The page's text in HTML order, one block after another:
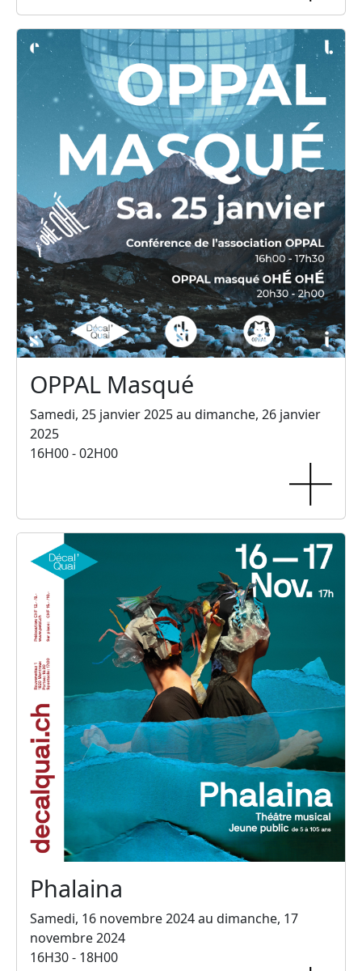
OPPAL Masqué
Samedi, 25 janvier 2025 au dimanche, 26 janvier
2025
16H00 - 02H00
Phalaina
Samedi, 16 novembre 2024 au dimanche, 17
novembre 2024
16H30 - 18H00